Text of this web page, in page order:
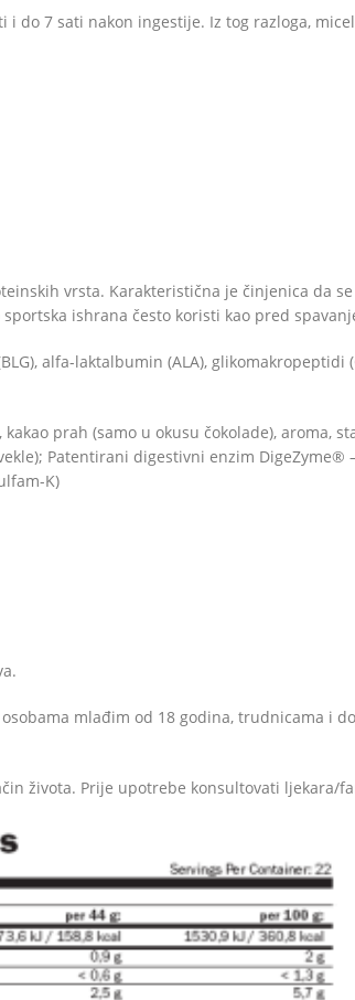
do 7 sati nakon ingestije. Iz tog razloga,
vrsta. Karakteristična je činjenica da
ishrana često koristi kao pred
alfa-laktalbumin (ALA), glikomakropeptidi
prah (samo u okusu čokolade), aroma,
Patentirani digestivni enzim DigeZyme®
K)
mlađim od 18 godina, trudnicama i
života. Prije upotrebe konsultovati ljekara/